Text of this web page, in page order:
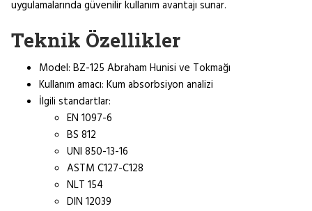
uygulamalarında güvenilir kullanım avantajı sunar.
Teknik Özellikler
Model: BZ-125 Abraham Hunisi ve Tokmağı
Kullanım amacı: Kum absorbsiyon analizi
İlgili standartlar:
EN 1097-6
BS 812
UNI 850-13-16
ASTM C127-C128
NLT 154
DIN 12039